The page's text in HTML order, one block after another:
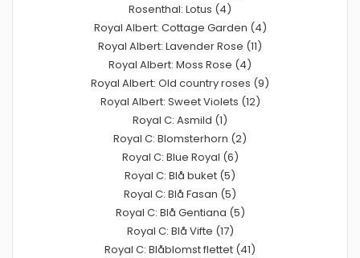
Rosenthal: Lotus (4)
Royal Albert: Cottage Garden (4)
Royal Albert: Lavender Rose (11)
Royal Albert: Moss Rose (4)
Royal Albert: Old country roses (9)
Royal Albert: Sweet Violets (12)
Royal C: Asmild (1)
Royal C: Blomsterhorn (2)
Royal C: Blue Royal (6)
Royal C: Blå buket (5)
Royal C: Blå Fasan (5)
Royal C: Blå Gentiana (5)
Royal C: Blå Vifte (17)
Royal C: Blåblomst flettet (41)